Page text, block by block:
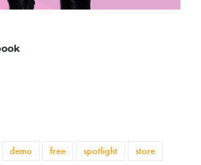
demo free spotlight
store